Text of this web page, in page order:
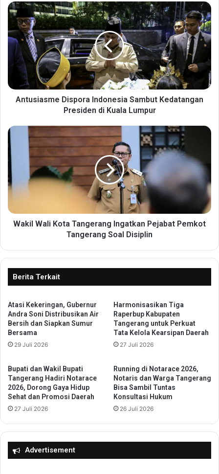
A
n
u
m
s
p
o
I
n
o
i
b
u
t
K
e
a
t
a
n
g
e
Antusiasme Dispora Indonesia Sambut Kedatangan
Presiden di Kuala Lumpur
W
a
k
W
a
i
n
e
r
a
n
g
n
g
a
t
k
j
Wakil Wali Kota Tangerang Ingatkan Pejabat Pemkot
Tangerang Soal Disiplin
Berita Terkait
Atasi Kekeringan, Gubernur
Andra Soni Distribusikan Air
Bersih dan Siapkan Sumur
Bersama
29 Juli 2026
Harmonisasikan Tiga
Raperbup Kabupaten
Tangerang untuk Perkuat
Tata Kelola Kearsipan Daerah
27 Juli 2026
Bupati dan Wakil Bupati
Tangerang Hadiri Notarace
2026, Dorong Gaya Hidup
Sehat dan Promosi Daerah
27 Juli 2026
Running di Notarace 2026,
Notaris dan Warga Tangerang
Bisa Sambil Tuntas
Konsultasi Hukum
26 Juli 2026
Advertisement